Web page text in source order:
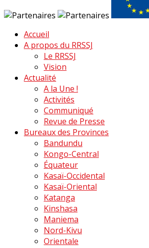
Accueil
A propos du RRSSJ
Le RRSSJ
Vision
Actualité
A la Une !
Activités
Communiqué
Revue de Presse
Bureaux des Provinces
Bandundu
Kongo-Central
Équateur
Kasaï-Occidental
Kasaï-Oriental
Katanga
Kinshasa
Maniema
Nord-Kivu
Orientale